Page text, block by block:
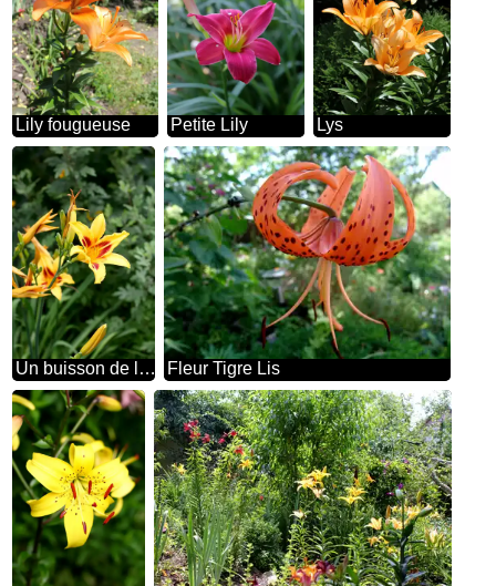
Lily fougueuse Petite Lily Lys
Un buisson de lys jaunes Fleur Tigre Lis